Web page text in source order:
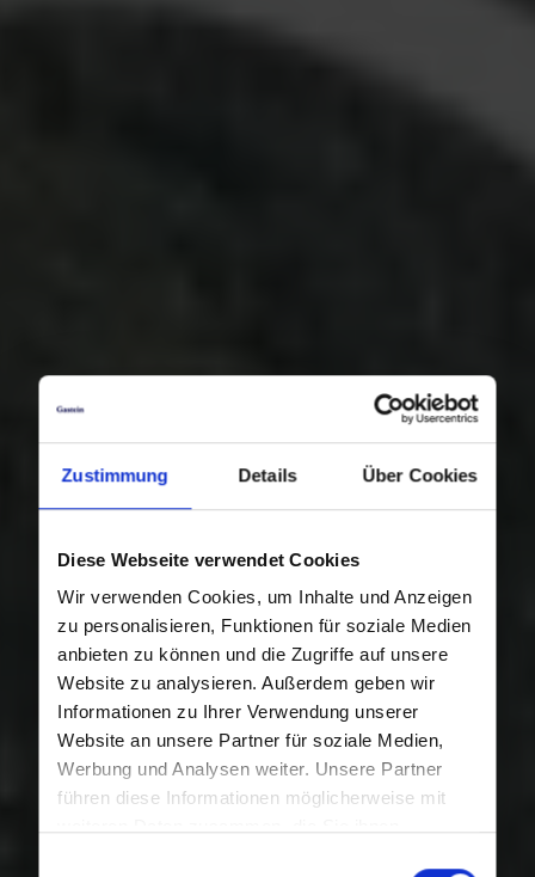
Zustimmung Details Über Cookies
Diese Webseite verwendet Cookies
Wir verwenden Cookies, um Inhalte und Anzeigen
zu personalisieren, Funktionen für soziale Medien
anbieten zu können und die Zugriffe auf unsere
Website zu analysieren. Außerdem geben wir
Informationen zu Ihrer Verwendung unserer
Website an unsere Partner für soziale Medien,
Werbung und Analysen weiter. Unsere Partner
führen diese Informationen möglicherweise mit